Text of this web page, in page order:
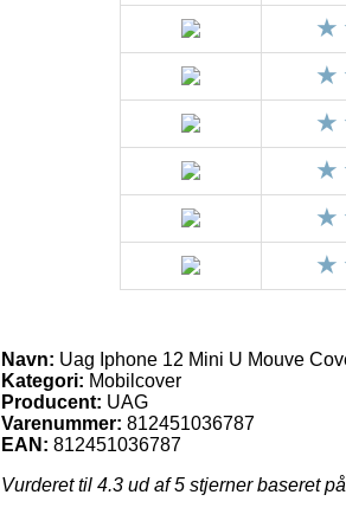
Navn: Uag Iphone 12 Mini U Mouve
Kategori: Mobilcover
Producent: UAG
Varenummer: 812451036787
EAN: 812451036787
Vurderet til 4.3 ud af 5 stjerner baseret på